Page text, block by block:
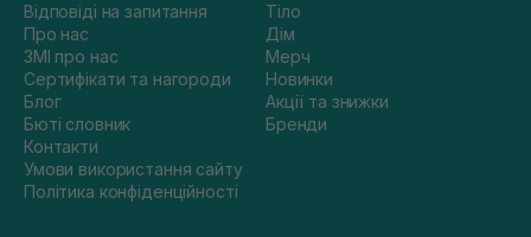
Відповіді на запитання
Про нас
ЗМІ про нас
Сертифікати та нагороди
Блог
Бюті словник
Контакти
Умови використання сайту
Політика конфіденційності
Тіло
Дім
Мерч
Новинки
Акції та знижки
Бренди